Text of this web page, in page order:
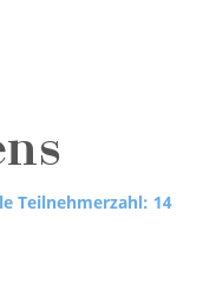
Teilnehmerzahl: 14